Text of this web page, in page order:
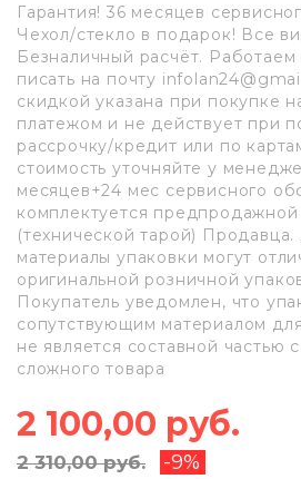
Гарантия! 36 месяцев
Чехол/стекло в подарок! Все
Безналичный расчёт.
писать на почту
скидкой указана при покупке
платежом и не действует при
рассрочку/кредит или по
стоимость уточняйте у
месяцев+24 мес сервисного
комплектуется предпродажной
(технической тарой)
материалы упаковки могут
оригинальной розничной
Покупатель уведомлен, что
сопутствующим материалом
не является составной частью
сложного товара
2 100,00 руб.
2 310,00 руб. -9%